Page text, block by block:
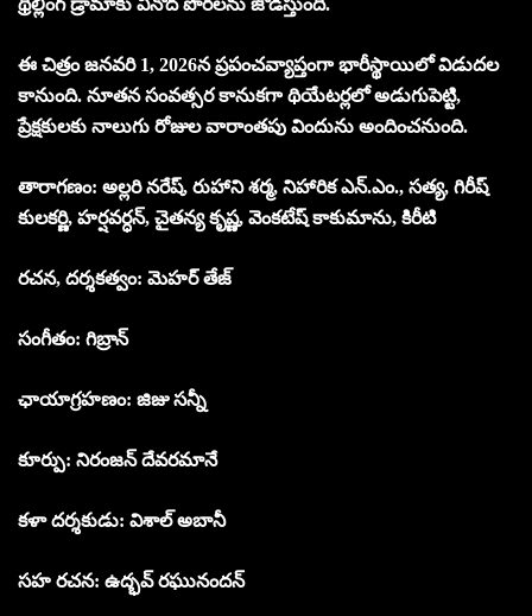
థ్రిల్లింగ్ డ్రామాకు వినోద పొరలను జోడిస్తుంది.
ఈ చిత్రం జనవరి 1, 2026న ప్రపంచవ్యాప్తంగా భారీస్థాయిలో విడుదల
కానుంది. నూతన సంవత్సర కానుకగా థియేటర్లలో అడుగుపెట్టి,
ప్రేక్షకులకు నాలుగు రోజుల వారాంతపు విందును అందించనుంది.
తారాగణం: అల్లరి నరేష్, రుహాని శర్మ, నిహారిక ఎన్.ఎం., సత్య, గిరీష్
కులకర్ణి, హర్షవర్ధన్, చైతన్య కృష్ణ, వెంకటేష్ కాకుమాను, కిరీటి
రచన, దర్శకత్వం: మెహర్ తేజ్
సంగీతం: గిబ్రాన్
ఛాయాగ్రహణం: జిజు సన్నీ
కూర్పు: నిరంజన్ దేవరమానే
కళా దర్శకుడు: విశాల్ అబానీ
సహ రచన: ఉద్భవ్ రఘునందన్